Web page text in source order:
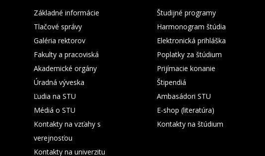
Základné informácie
Tlačové správy
Galéria rektorov
Fakulty a pracoviská
Akademické orgány
Úradná výveska
Ľudia na STU
Médiá o STU
Kontakty na vzťahy s
verejnosťou
Kontakty na univerzitu
Študijné programy
Harmonogram štúdia
Elektronická prihláška
Poplatky za štúdium
Prijímacie konanie
Štipendiá
Ambasádori STU
E-shop (literatúra)
Kontakty na štúdium